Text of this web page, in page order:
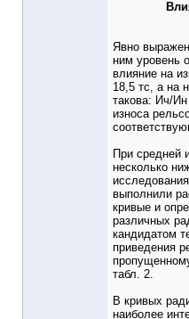
Явно
ним уровень
влияние на
18,5 тс, а на
такова: Ич/
износа
При средней
несколько
выполнили
кривые и
различных
кандидатом
приведения
табл. 2.
В кривых
наиболее